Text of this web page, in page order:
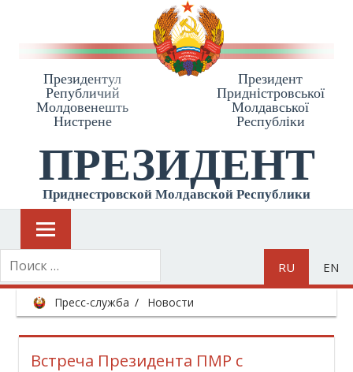
Президентул
Републичий
Молдовенешть
Нистрене
Президент
Приднiстровської
Молдавської
Республiки
ПРЕЗИДЕНТ
Приднестровской Молдавской Республики
RU EN
Пресс-служба Новости
Встреча Президента ПМР с